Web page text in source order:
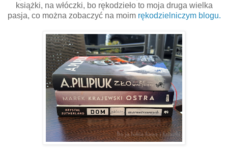
książki, na włóczki, bo rękodzieło to moja druga wielka
pasja, co można zobaczyć na moimrękodzielniczym blogu.